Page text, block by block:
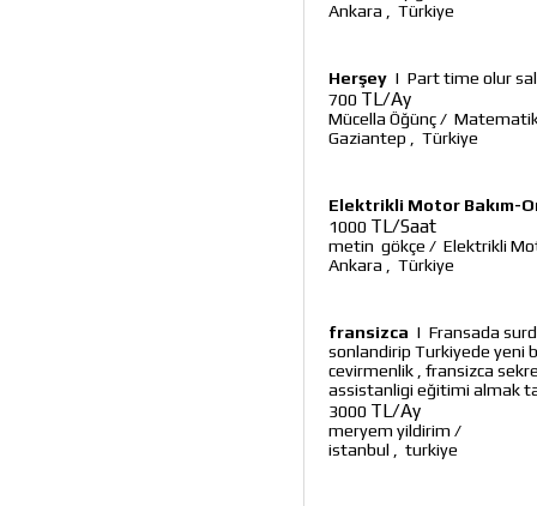
Ankara
Türkiye
Herşey | Part time olur
700 TL/Ay
Mücella Öğünç/
Gaziantep
Türkiye
Elektrikli Motor Bakım-
1000 TL/Saat
metin gökçe / Elektrikli
Ankara
Türkiye
fransizca | Fransada
sonlandirip Turkiyede yeni
cevirmenlik , fransizca
assistanligi eğitimi almak
3000 TL/Ay
meryem yildirim /
istanbul
turkiye